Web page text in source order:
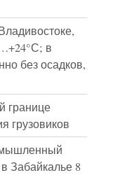
в
без осадков,
границе
грузовиков
Забайкалье 8